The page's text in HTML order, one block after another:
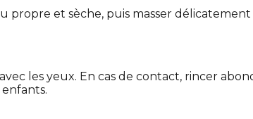
et sèche, puis masser
les yeux. En cas de contact, rincer